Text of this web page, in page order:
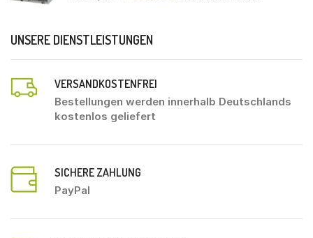
UNSERE DIENSTLEISTUNGEN
VERSANDKOSTENFREI
Bestellungen werden innerhalb Deutschlands
kostenlos geliefert
SICHERE ZAHLUNG
PayPal